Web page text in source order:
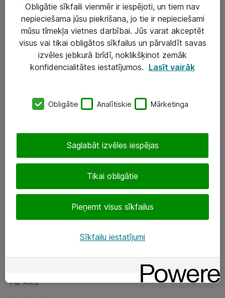
IT serviss un atbalsts
IT infrastruktūra
Darba vietu IT risinājumi
Serveri un datu centri
SIA „ATEA”
eShop@atea.lv
Sekojiet mums
Par Atea
Par Atea
Obligātie sīkfaili vienmēr ir iespējoti, un tiem nav
nepieciešama jūsu piekrišana, jo tie ir nepieciešami
mūsu tīmekļa vietnes darbībai. Jūs varat akceptēt
visus vai tikai obligātos sīkfailus un pārvaldīt savas
izvēles jebkurā brīdī, noklikšķinot zemāk
konfidencialitātes iestatījumos. Lasīt vairāk
Obligātie Analītiskie Mārketinga
Tikai obligātie
Pieņemt visus sīkfailus
Saglabāt izvēles iespējas
Sīkfailu iestatījumi